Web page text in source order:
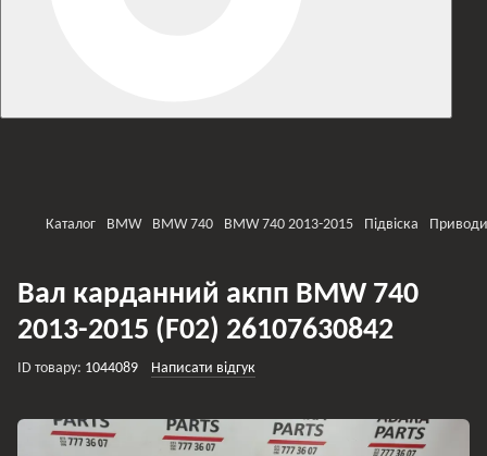
Каталог BMW BMW 740 BMW 740 2013-2015 Підвіска
Вал карданний акпп BMW 740
2013-2015 (F02) 26107630842
ID товару: 1044089 Написати відгук